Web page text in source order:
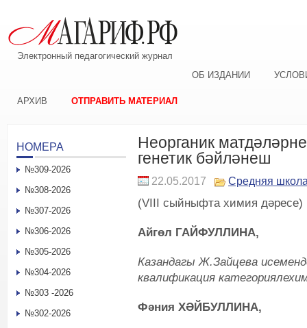
Электронный педагогический журнал
ОБ ИЗДАНИИ
АРХИВ ОТПРАВИТЬ МАТЕРИАЛ
Неорганик
генетик бәйләнеш
22.05.2017 Средняя
(VIII сыйныфта химия дәресе)
Айгөл ГАЙФУЛЛИНА,
Казандагы Ж.Зайцева
квалификация
Фәния ХӘЙБУЛЛИНА,
НОМЕРА
№309-2026
№308-2026
№307-2026
№306-2026
№305-2026
№304-2026
№303 -2026
№302-2026